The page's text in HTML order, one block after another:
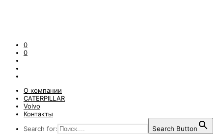
0
0
О компании
CATERPILLAR
Volvo
Контакты
Search for:
Search Button